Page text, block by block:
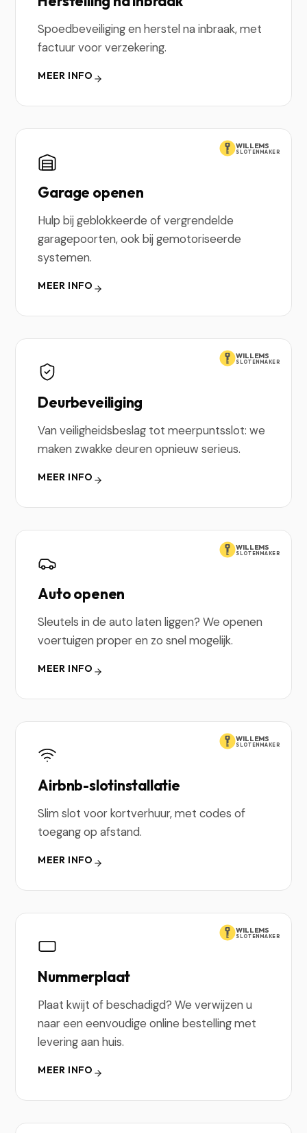
Spoedbeveiliging en herstel na inbraak, met
factuur voor verzekering.
MEER INFO
WILLEMS
SLOTENMAKER
Garage openen
Hulp bij geblokkeerde of vergrendelde
garagepoorten, ook bij gemotoriseerde
systemen.
MEER INFO
WILLEMS
SLOTENMAKER
Deurbeveiliging
Van veiligheidsbeslag tot meerpuntsslot: we
maken zwakke deuren opnieuw serieus.
MEER INFO
WILLEMS
SLOTENMAKER
Auto openen
Sleutels in de auto laten liggen? We openen
voertuigen proper en zo snel mogelijk.
MEER INFO
WILLEMS
SLOTENMAKER
Airbnb-slotinstallatie
Slim slot voor kortverhuur, met codes of
toegang op afstand.
MEER INFO
WILLEMS
SLOTENMAKER
Nummerplaat
Plaat kwijt of beschadigd? We verwijzen u
naar een eenvoudige online bestelling met
levering aan huis.
MEER INFO